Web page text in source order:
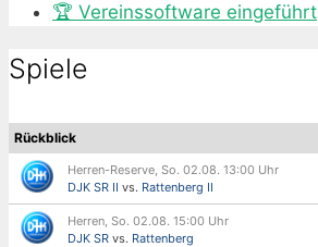
🏆 Vereinssoftware eingeführt
Spiele
Rückblick
Herren-Reserve, So. 02.08. 13:00 Uhr
DJK SR II vs. Rattenberg II
Herren, So. 02.08. 15:00 Uhr
DJK SR vs. Rattenberg